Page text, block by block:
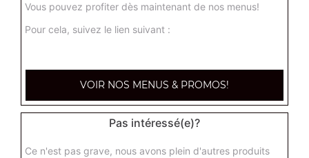
tarte flambée normal, tarte flambée forestière, tarte
+
Vous pouvez profiter dès maintenant de nos menus!
Pour cela, suivez le lien suivant :
VOIR NOS MENUS & PROMOS!
Pas intéressé(e)?
Ce n'est pas grave, nous avons plein d'autres produits